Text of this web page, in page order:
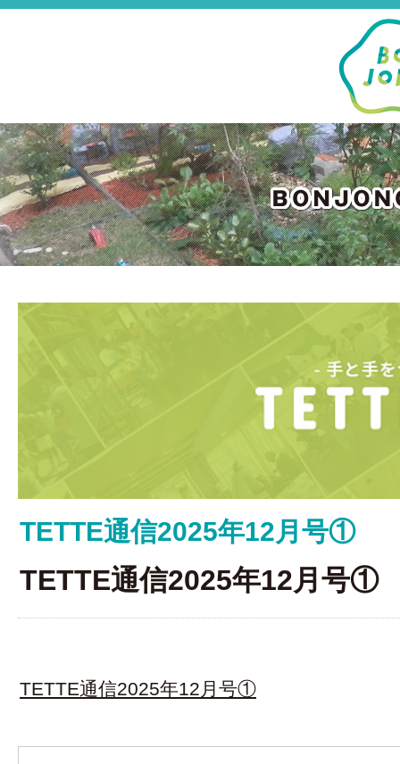
TETTE通信2025年12月号①
TETTE通信2025年12月号①
TETTE通信2025年12月号①